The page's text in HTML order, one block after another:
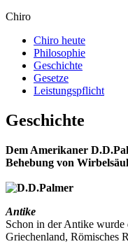
Chiro
Chiro heute
Philosophie
Geschichte
Gesetze
Leistungspflicht
Geschichte
Dem Amerikaner
Behebung von
Antike
Schon in der Antike wurde
Griechenland, Römisches